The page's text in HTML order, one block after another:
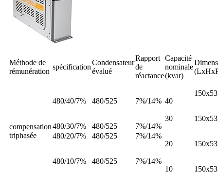
Méthode de
rémunération
spécification
Condensateur
évalué
Rapport
de
réactance
Capacité
nominale
(kvar)
compensation
triphasée
480/40/7% 480/525 7%/14% 40
480/30/7% 480/525 7%/14%
30
480/20/7% 480/525
7%/14%
20
480/10/7% 480/525
7%/14%
10